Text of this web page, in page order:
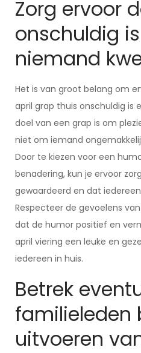
Zorg ervoor
onschuldig
niemand
Het is van groot belang om
april grap thuis onschuldig is
doel van een grap is om
niet om iemand
Door te kiezen voor een
benadering, kun je ervoor
gewaardeerd en dat
Respecteer de gevoelens
dat de humor positief en
april viering een leuke en
iedereen in huis.
Betrek
familieleden
uitvoeren